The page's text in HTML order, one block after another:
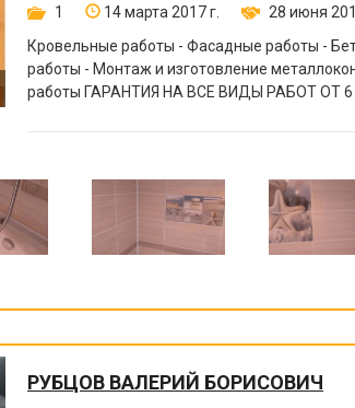
1 14 марта 2017 г.
28 июня
Кровельные работы - Фасадные работы -
работы - Монтаж и изготовление
работы ГАРАНТИЯ НА ВСЕ ВИДЫ РАБОТ ОТ
РУБЦОВ ВАЛЕРИЙ БОРИСОВИЧ